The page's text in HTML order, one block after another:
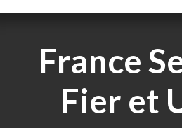
France
Fier et